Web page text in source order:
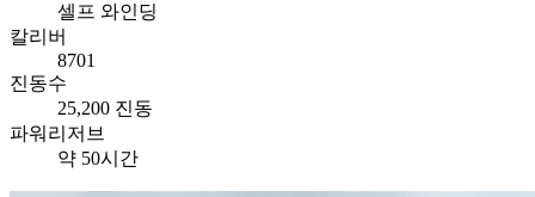
셀프 와인딩
칼리버
8701
진동수
25,200 진동
파워리저브
약 50시간